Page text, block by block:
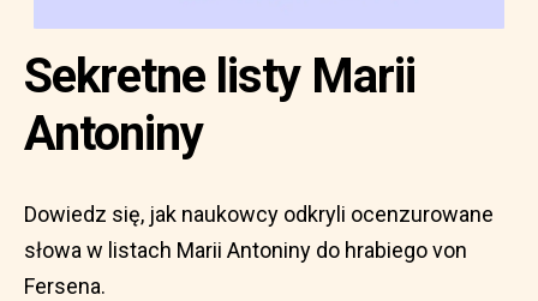
Sekretne listy Marii
Antoniny
Dowiedz się, jak naukowcy odkryli ocenzurowane
słowa w listach Marii Antoniny do hrabiego von
Fersena.